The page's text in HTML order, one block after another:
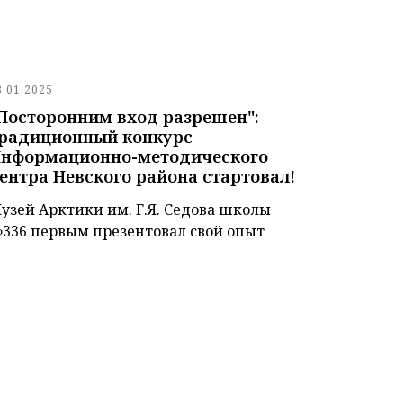
вход разрешен":
конкурс
методического
Невского района стартовал!
Арктики им. Г.Я. Седова школы
первым презентовал свой опыт